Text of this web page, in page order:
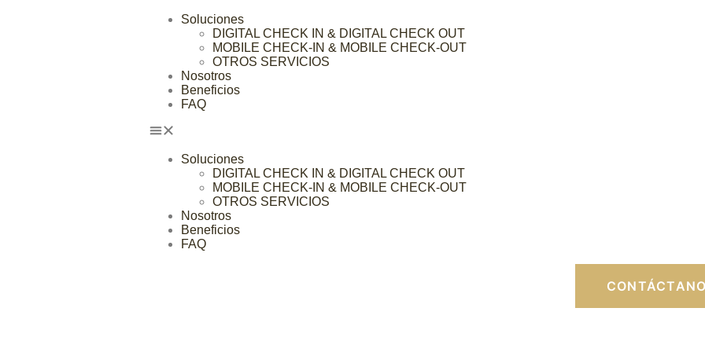
Soluciones
DIGITAL CHECK IN & DIGITAL CHECK OUT
MOBILE CHECK-IN & MOBILE CHECK-OUT
OTROS SERVICIOS
Nosotros
Beneficios
FAQ
Soluciones
DIGITAL CHECK IN & DIGITAL CHECK OUT
MOBILE CHECK-IN & MOBILE CHECK-OUT
OTROS SERVICIOS
Nosotros
Beneficios
FAQ